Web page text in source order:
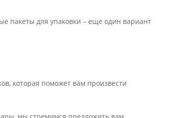
пакеты для упаковки – еще один вариант
которая поможет вам произвести
мы стремимся предложить вам